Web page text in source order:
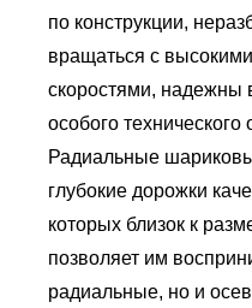
по конструкции,
вращаться с
скоростями, надежны
особого
Радиальные
глубокие дорожки
которых близок к
позволяет им
радиальные, но и